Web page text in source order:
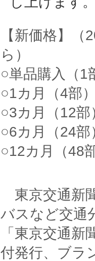
【新価格】
ら）
○単品購入（1
○1カ月（4部
○3カ月（12
○6カ月（24
○12カ月（48
東京交通新
バスなど交通
「東京交通新
付発行、ブラ